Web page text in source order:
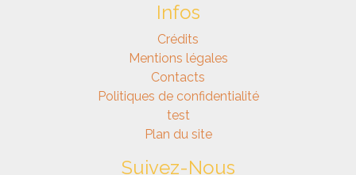
Infos
Crédits
Mentions légales
Contacts
Politiques de confidentialité
test
Plan du site
Suivez-Nous